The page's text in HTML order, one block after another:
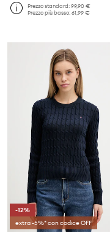
Prezzo standard:99,90 €
Prezzo più basso:61,99 €
-12%
extra -5%* con codice OFF